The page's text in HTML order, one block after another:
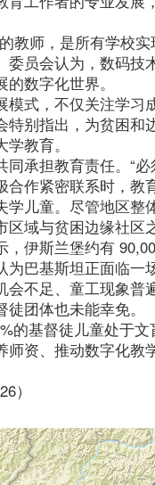
教师，是所有学校
员会认为，数码技
数字化世界。
式，不仅关注学习
别指出，为贫困
教育。
承担教育责任。“
作紧密联系时，教
学儿童。尽管地区
区域与贫困边缘社
伊斯兰堡约有
巴基斯坦正面临一
不足、童工现象
团体也未能幸免。
的基督徒儿童处于
资、推动数字化
）